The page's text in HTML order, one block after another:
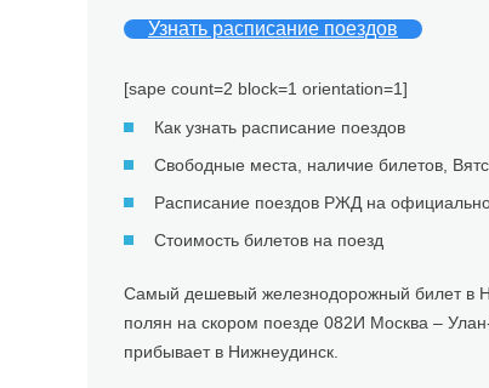
Узнать расписание поездов
[sape count=2 block=1 orientation=1]
Как узнать расписание поездов
Свободные места, наличие билетов,
Расписание поездов РЖД на
Стоимость билетов на поезд
Самый дешевый железнодорожный билет в
полян на скором поезде 082И Москва –
прибывает в Нижнеудинск.